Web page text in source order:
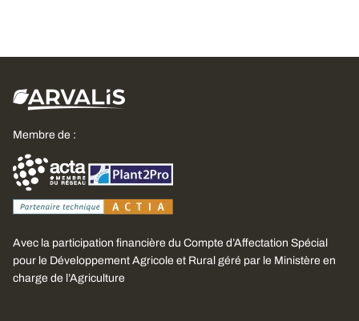
Membre de :
Avec la participation financière du Compte d’Affectation Spécial
pour le Développement Agricole et Rural géré par le Ministère en
charge de l’Agriculture